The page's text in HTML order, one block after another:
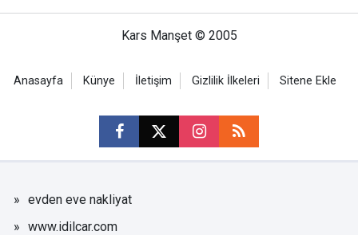
Kars Manşet © 2005
Anasayfa Künye İletişim Gizlilik İlkeleri Sitene Ekle
evden eve nakliyat
www.idilcar.com